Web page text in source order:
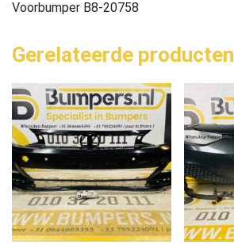
Voorbumper B8-20758
Gerelateerde producten